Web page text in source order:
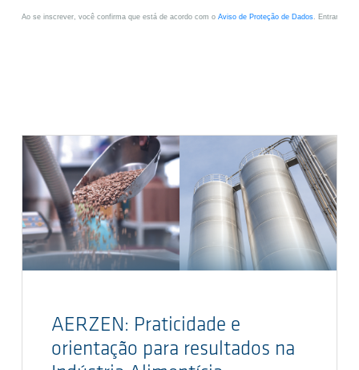
AERZEN: Praticidade e
orientação para resultados na